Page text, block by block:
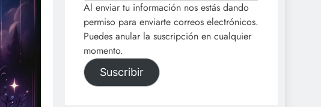
Al enviar tu información nos estás dando
permiso para enviarte correos electrónicos.
Puedes anular la suscripción en cualquier
momento.
Suscribir